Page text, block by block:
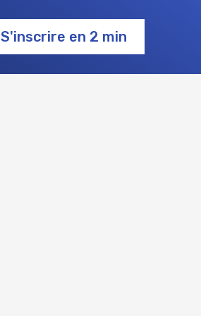
S'inscrire en 2 min